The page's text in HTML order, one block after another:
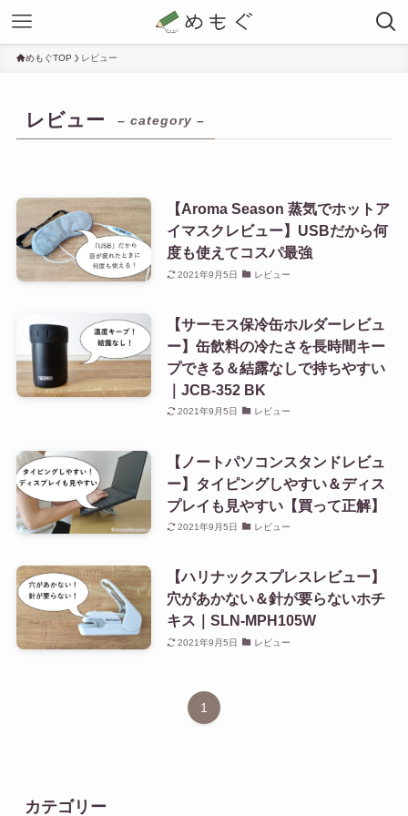
めもぐTOP レビュー
レビュー – category –
【Aroma Season 蒸気でホットア
イマスクレビュー】USBだから何
度も使えてコスパ最強
2021年9月5日 レビュー
【サーモス保冷缶ホルダーレビュ
ー】缶飲料の冷たさを長時間キー
プできる＆結露なしで持ちやすい
｜JCB-352 BK
2021年9月5日 レビュー
【ノートパソコンスタンドレビュ
ー】タイピングしやすい＆ディス
プレイも見やすい【買って正解】
2021年9月5日 レビュー
【ハリナックスプレスレビュー】
穴があかない＆針が要らないホチ
キス｜SLN-MPH105W
2021年9月5日 レビュー
1
カテゴリー